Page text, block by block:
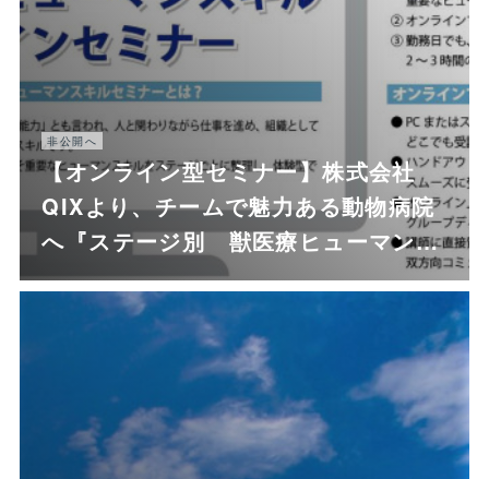
非公開へ
【オンライン型セミナー】株式会社
QIXより、チームで魅力ある動物病院
へ『ステージ別 獣医療ヒューマン…